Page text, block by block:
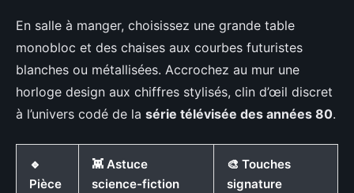
En salle à manger, choisissez une grande table
monobloc et des chaises aux courbes futuristes
blanches ou métallisées. Accrochez au mur une
horloge design aux chiffres stylisés, clin d’œil discret
à l’univers codé de la série télévisée des années 80.
🔹
Pièce
👾 Astuce
science-fiction
🎨 Touches
signature